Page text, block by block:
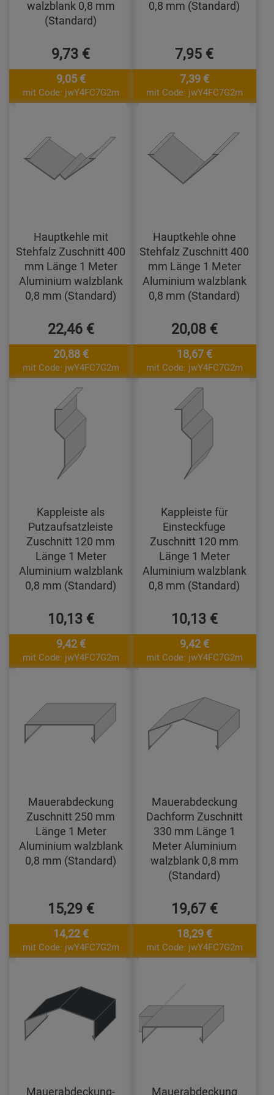
walzblank 0,8 mm
(Standard)
9,73 €
9,05 €
mit Code: jwY4FC7G2m
0,8 mm (Standard)
7,95 €
7,39 €
mit Code: jwY4FC7G2m
Hauptkehle mit
Stehfalz Zuschnitt 400
mm Länge 1 Meter
Aluminium walzblank
0,8 mm (Standard)
22,46 €
20,88 €
mit Code: jwY4FC7G2m
Hauptkehle ohne
Stehfalz Zuschnitt 400
mm Länge 1 Meter
Aluminium walzblank
0,8 mm (Standard)
20,08 €
18,67 €
mit Code: jwY4FC7G2m
Kappleiste als
Putzaufsatzleiste
Zuschnitt 120 mm
Länge 1 Meter
Aluminium walzblank
0,8 mm (Standard)
10,13 €
9,42 €
mit Code: jwY4FC7G2m
Kappleiste für
Einsteckfuge
Zuschnitt 120 mm
Länge 1 Meter
Aluminium walzblank
0,8 mm (Standard)
10,13 €
9,42 €
mit Code: jwY4FC7G2m
Mauerabdeckung
Zuschnitt 250 mm
Länge 1 Meter
Aluminium walzblank
0,8 mm (Standard)
15,29 €
14,22 €
mit Code: jwY4FC7G2m
Mauerabdeckung
Dachform Zuschnitt
330 mm Länge 1
Meter Aluminium
walzblank 0,8 mm
(Standard)
19,67 €
18,29 €
mit Code: jwY4FC7G2m
Mauerabdeckung-
Mauerabdeckung